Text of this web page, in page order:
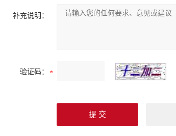
补充说明：
验证码：